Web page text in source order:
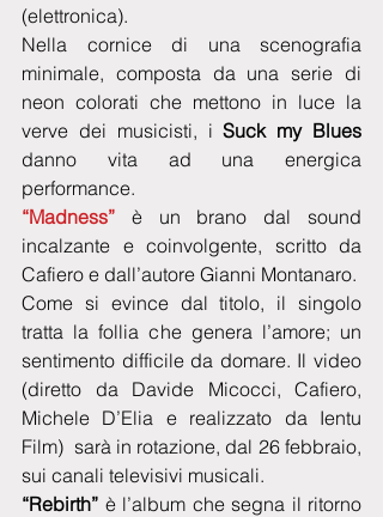
(elettronica).
Nella cornice di una scenografia
minimale, composta da una serie di
neon colorati che mettono in luce la
verve dei musicisti, i Suck my Blues
danno vita ad una energica
performance.
“Madness” è un brano dal sound
incalzante e coinvolgente, scritto da
Cafiero e dall’autore Gianni Montanaro.
Come si evince dal titolo, il singolo
tratta la follia che genera l’amore; un
sentimento difficile da domare. Il video
(diretto da Davide Micocci, Cafiero,
Michele D’Elia e realizzato da Ientu
Film)  sarà in rotazione, dal 26 febbraio,
sui canali televisivi musicali.
“Rebirth” è l’album che segna il ritorno